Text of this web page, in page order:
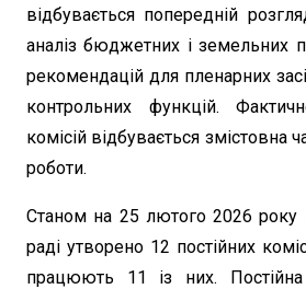
відбувається попередній
аналіз бюджетних і земельних
рекомендацій для пленарних
контрольних функцій.
комісій відбувається змістовна
роботи.
Станом на 25 лютого 2026 року
раді утворено 12 постійних
працюють 11 із них.